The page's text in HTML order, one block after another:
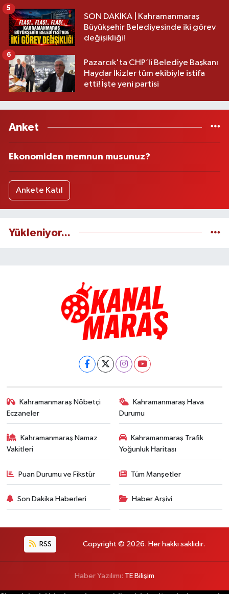
SON DAKİKA | Kahramanmaraş
Büyükşehir Belediyesinde iki görev
değişikliği!
5
Pazarcık'ta CHP’li Belediye Başkanı
Haydar İkizler tüm ekibiyle istifa
etti! İşte yeni partisi
6
Anket
Ekonomiden memnun musunuz?
Ankete Katıl
Yükleniyor...
Kahramanmaraş Nöbetçi
Eczaneler
Kahramanmaraş Hava
Durumu
Kahramanmaraş Namaz
Vakitleri
Kahramanmaraş Trafik
Yoğunluk Haritası
Puan Durumu ve Fikstür Tüm Manşetler
Son Dakika Haberleri Haber Arşivi
RSS Copyright © 2026. Her hakkı saklıdır.
Haber Yazılımı: TE Bilişim